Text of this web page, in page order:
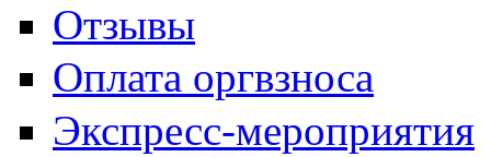
Отзывы
Оплата оргвзноса
Экспресс-мероприятия